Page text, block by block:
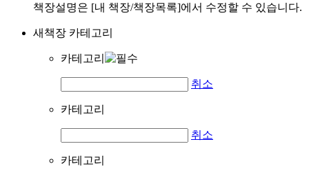
책장설명은 [내 책장/책장목록]에서 수정할 수 있습니다.
새책장 카테고리
카테고리
취소
카테고리
취소
카테고리